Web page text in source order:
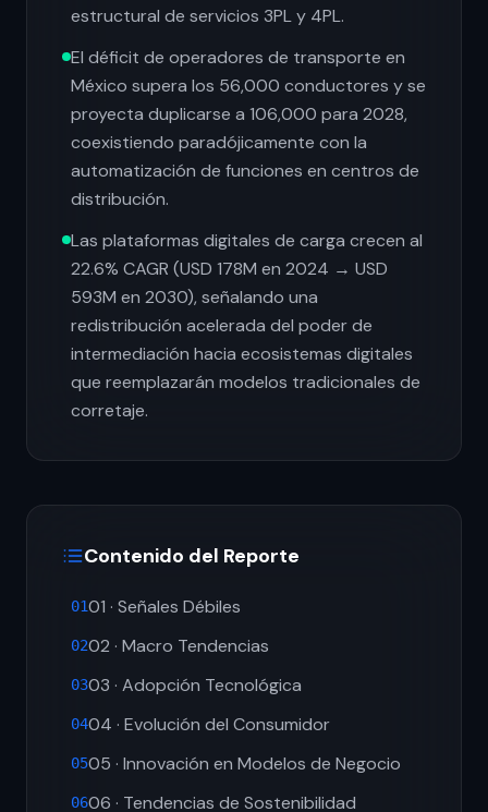
estructural de servicios 3PL y 4PL.
El déficit de operadores de transporte en
México supera los 56,000 conductores y se
proyecta duplicarse a 106,000 para 2028,
coexistiendo paradójicamente con la
automatización de funciones en centros de
distribución.
Las plataformas digitales de carga crecen al
22.6% CAGR (USD 178M en 2024 → USD
593M en 2030), señalando una
redistribución acelerada del poder de
intermediación hacia ecosistemas digitales
que reemplazarán modelos tradicionales de
corretaje.
Contenido del Reporte
0101 · Señales Débiles
0202 · Macro Tendencias
0303 · Adopción Tecnológica
0404 · Evolución del Consumidor
0505 · Innovación en Modelos de Negocio
0606 · Tendencias de Sostenibilidad